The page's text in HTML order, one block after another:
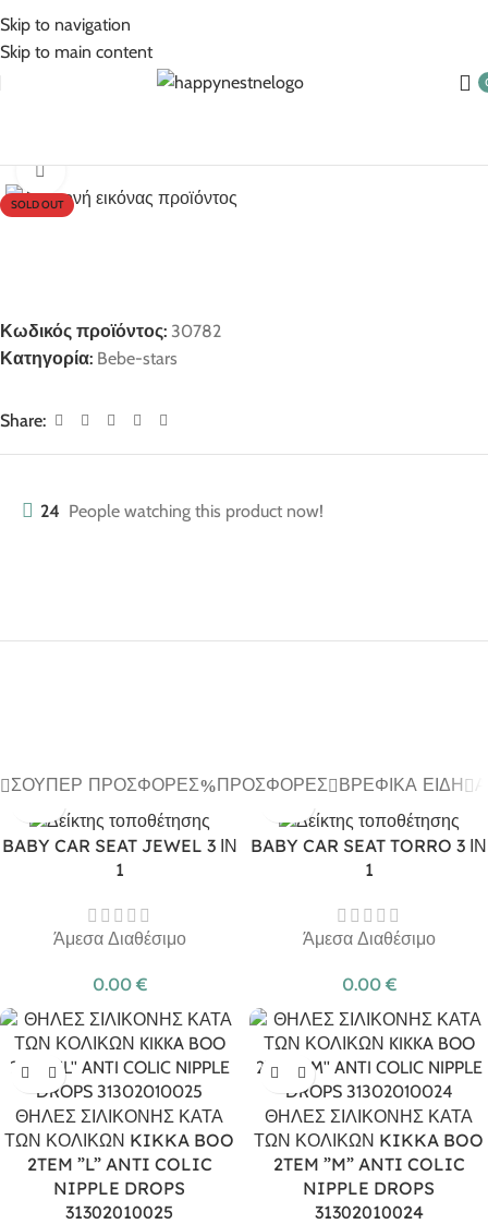
Skip to navigation
Skip to main content
SOLD OUT
Click to enlarge
Κωδικός προϊόντος: 30782
Κατηγορία: Bebe-stars
Share:
24 People watching this product now!
ΣΟΎΠΕΡ ΠΡΟΣΦΟΡΈΣ ΠΡΟΣΦΟΡΈΣ ΒΡΕΦΙΚΆ ΕΊΔΗ
BABY CAR SEAT JEWEL 3 ΙΝ
1
Άμεσα Διαθέσιμο
0.00 €
BABY CAR SEAT TORRO 3 ΙΝ
1
Άμεσα Διαθέσιμο
0.00 €
ΘΗΛΕΣ ΣΙΛΙΚΟΝΗΣ ΚΑΤΑ
ΤΩΝ ΚΟΛΙΚΩΝ KIKKA BOO
2TEM ”L” ANTI COLIC
NIPPLE DROPS
31302010025
ΘΗΛΕΣ ΣΙΛΙΚΟΝΗΣ ΚΑΤΑ
ΤΩΝ ΚΟΛΙΚΩΝ KIKKA BOO
2TEM ”M” ANTI COLIC
NIPPLE DROPS
31302010024
5% Επιπλέον έκπτωση για πληρωμές με κάρτα!